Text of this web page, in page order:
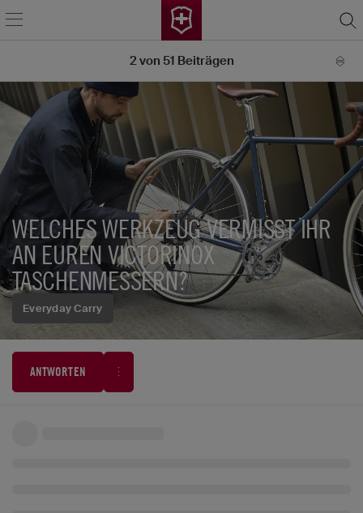
Everyday Carry
WELCHES WERKZEUG VERMISST IHR
AN EUREN VICTORINOX
TASCHENMESSERN?
ANTWORTEN
2von 51 Beiträgen